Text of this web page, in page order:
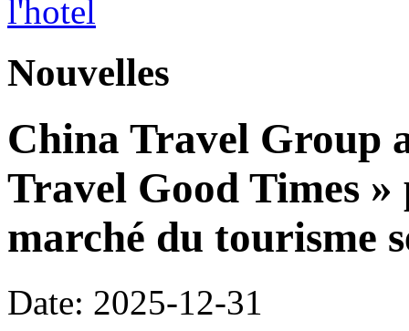
Nouvelles
China Travel Group
Travel Good Times »
marché du tourisme
Date: 2025-12-31